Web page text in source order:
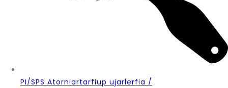
PI/SPS Atorniartarfiup ujarlerfia /